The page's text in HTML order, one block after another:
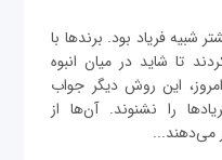
شبیه فریاد بود. برندها با
تا شاید در میان انبوه
این روش دیگر جواب
را نشنوند. آن‌ها از
می‌دهند...